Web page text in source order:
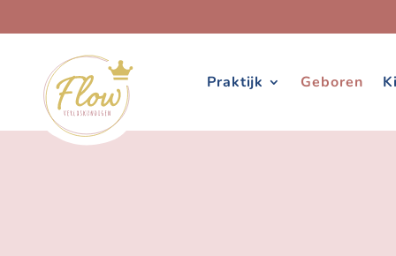
Praktijk Geboren